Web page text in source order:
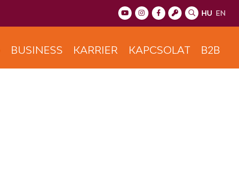
HU EN
BUSINESS KARRIER KAPCSOLAT B2B